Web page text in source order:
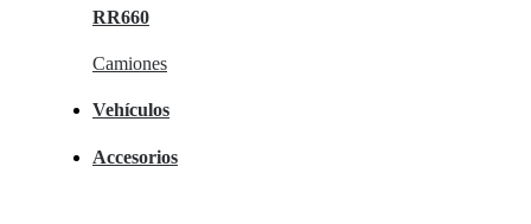
RR660
Camiones
Vehículos
Accesorios